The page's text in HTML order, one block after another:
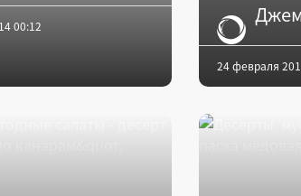
00:12
24 февраля